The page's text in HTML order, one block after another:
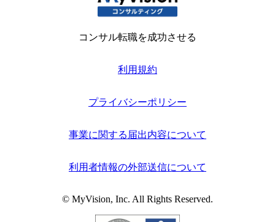
コンサル転職を成功させる
利用規約
プライバシーポリシー
事業に関する届出内容について
利用者情報の外部送信について
© MyVision, Inc. All Rights Reserved.